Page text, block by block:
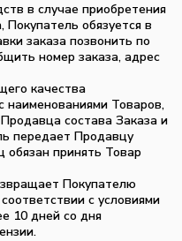
в случае приобретения
обязуется в
заказа позвонить по
номер заказа, адрес
качества
наименованиями Товаров,
состава Заказа и
передает Продавцу
принять Товар
Покупателю
с условиями
10 дней со дня